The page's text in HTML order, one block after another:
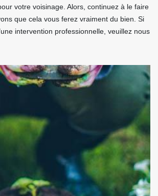
votre voisinage. Alors, continuez à le faire
que cela vous ferez vraiment du bien. Si
intervention professionnelle, veuillez nous